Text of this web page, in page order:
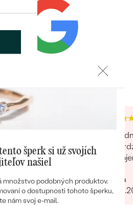
G-H
je možnosť si
poprípade aj v kľude
venoval iba nám.
v predajni
Lucia
šperk si už svojích
našiel
množstvo podobných produktov.
o dostupnosti tohoto šperku,
nám svoj e-mail.